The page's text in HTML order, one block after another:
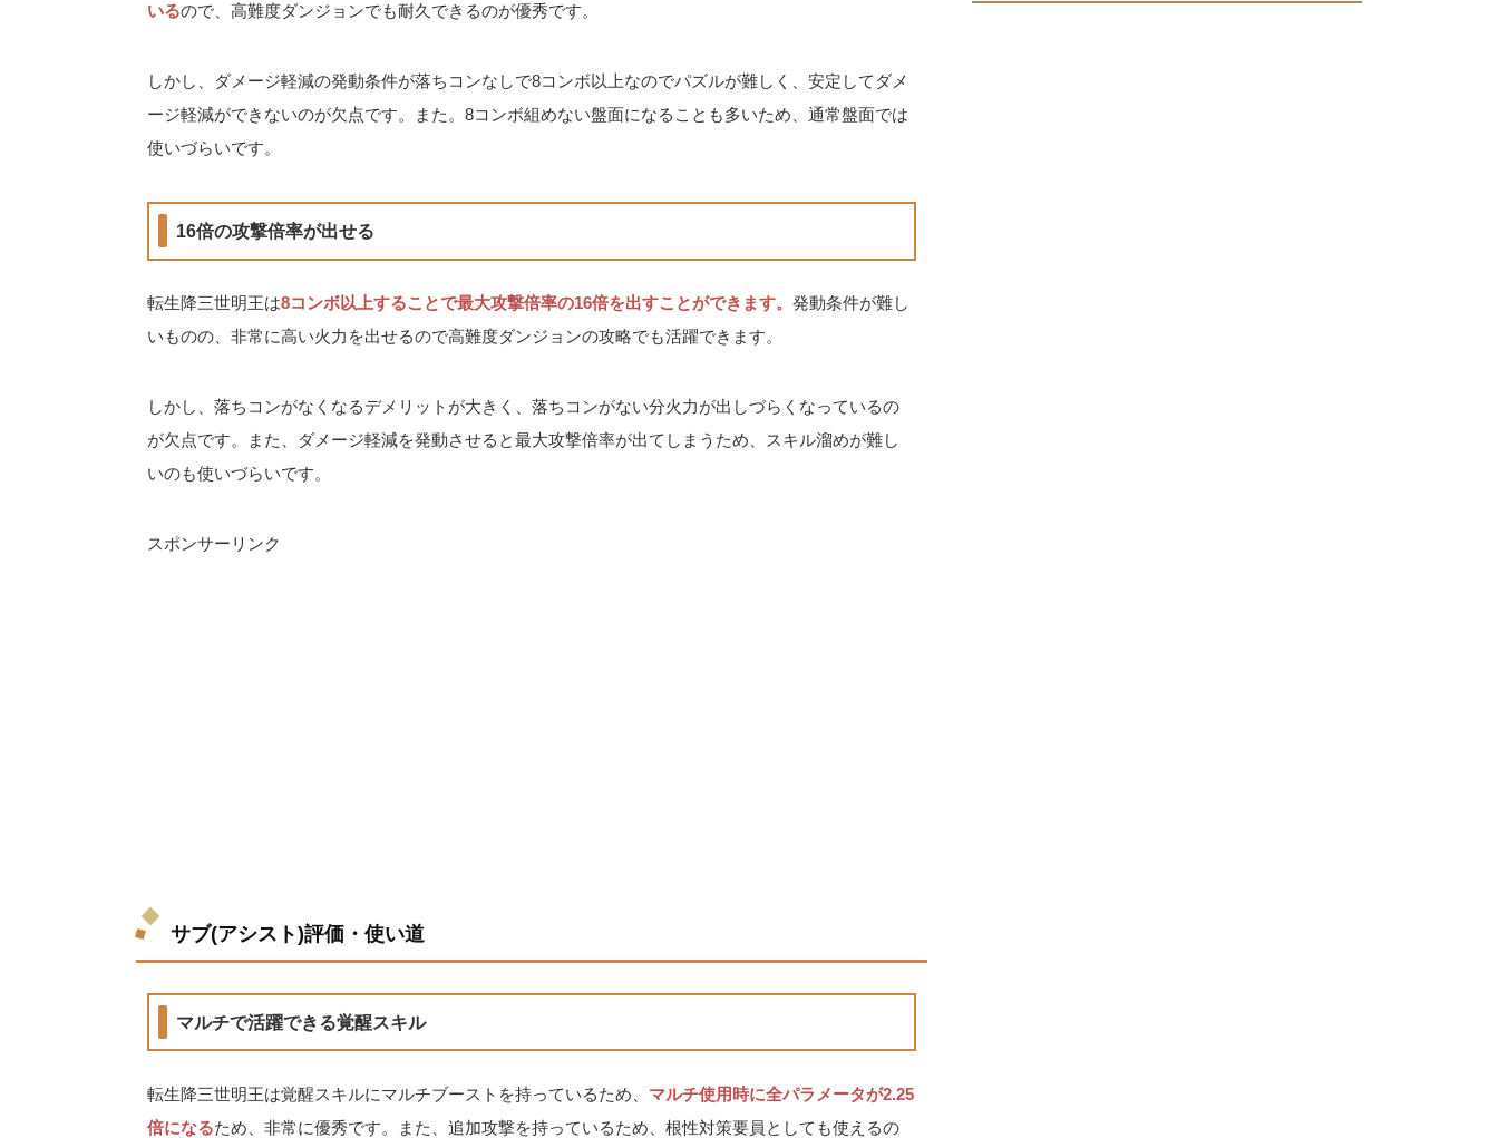
いるので、高難度ダンジョンでも耐久できるのが優秀です。
しかし、ダメージ軽減の発動条件が落ちコンなしで8コンボ以上なのでパズルが難しく、安定してダメ
ージ軽減ができないのが欠点です。また。8コンボ組めない盤面になることも多いため、通常盤面では
使いづらいです。
16倍の攻撃倍率が出せる
転生降三世明王は8コンボ以上することで最大攻撃倍率の16倍を出すことができます。 発動条件が難し
いものの、非常に高い火力を出せるので高難度ダンジョンの攻略でも活躍できます。
しかし、落ちコンがなくなるデメリットが大きく、落ちコンがない分火力が出しづらくなっているの
が欠点です。また、ダメージ軽減を発動させると最大攻撃倍率が出てしまうため、スキル溜めが難し
いのも使いづらいです。
スポンサーリンク
サブ(アシスト)評価・使い道
マルチで活躍できる覚醒スキル
転生降三世明王は覚醒スキルにマルチブーストを持っているため、 マルチ使用時に全パラメータが2.25
倍になるため、非常に優秀です。また、追加攻撃を持っているため、根性対策要員としても使えるの